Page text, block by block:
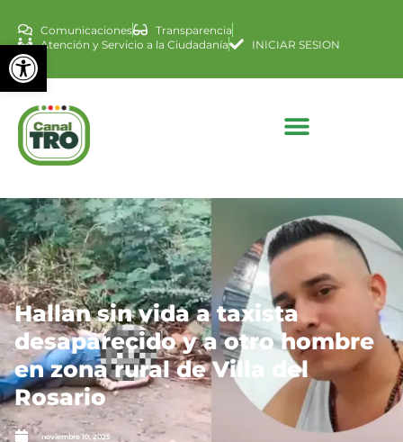
Abrir barra de
Comunicaciones
Transparencia
Atención y Servicio a la Ciudadanía
INICIAR SESION
Hallan sin vida a taxista
desaparecido y a otro hombre
en zona rural de Villa del
Rosario
noviembre 10, 2025